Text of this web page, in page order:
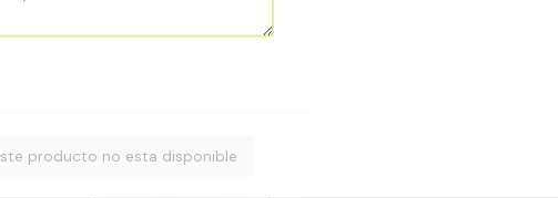
producto no esta disponible